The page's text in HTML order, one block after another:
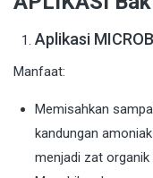
Aplikasi
Manfaat:
Memisahkan
kandungan
menjadi zat